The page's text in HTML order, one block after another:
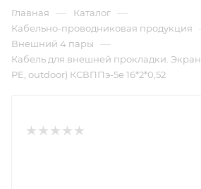
Главная — Каталог —
Кабельно-проводниковая продукция
Внешний 4 пары —
Кабель для внешней прокладки.
PE, outdoor) КСВППэ-5е 16*2*0,52